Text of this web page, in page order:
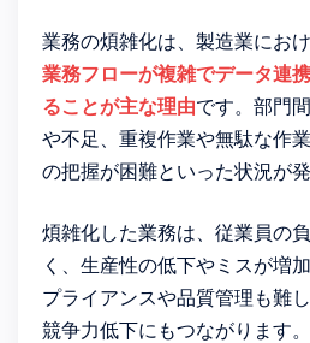
業務の煩雑化は、製造業にお
業務フローが複雑でデータ連
ることが主な理由です。部門
や不足、重複作業や無駄な作
の把握が困難といった状況が
煩雑化した業務は、従業員の
く、生産性の低下やミスが増
プライアンスや品質管理も難
競争力低下にもつながります。